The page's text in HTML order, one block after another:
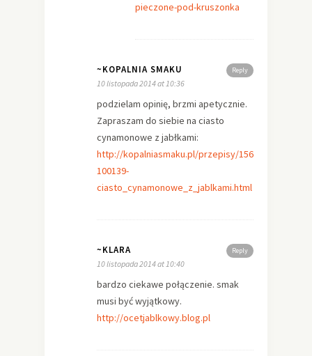
pieczone-pod-kruszonka
Reply
~KOPALNIA SMAKU
10 listopada 2014 at 10:36
podzielam opinię, brzmi apetycznie.
Zapraszam do siebie na ciasto
cynamonowe z jabłkami:
http://kopalniasmaku.pl/przepisy/156-
100139-
ciasto_cynamonowe_z_jablkami.html
Reply
~KLARA
10 listopada 2014 at 10:40
bardzo ciekawe połączenie. smak
musi być wyjątkowy.
http://ocetjablkowy.blog.pl